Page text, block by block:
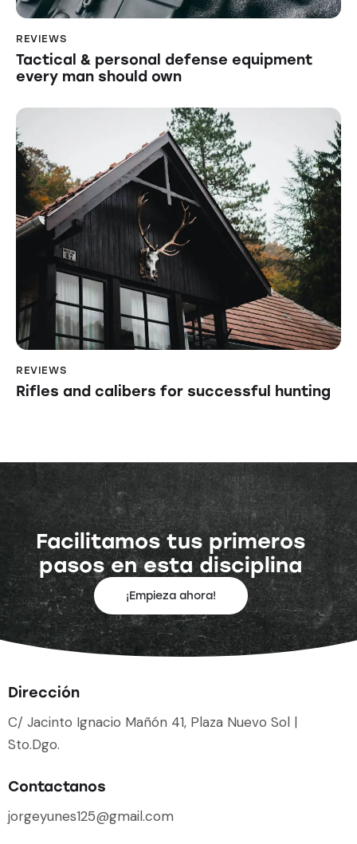
REVIEWS
Tactical & personal defense equipment
every man should own
REVIEWS
Rifles and calibers for successful hunting
Facilitamos tus primeros
pasos en esta disciplina
¡Empieza ahora!
Dirección
C/ Jacinto Ignacio Mañón 41, Plaza Nuevo Sol |
Sto.Dgo.
Contactanos
jorgeyunes125@gmail.com